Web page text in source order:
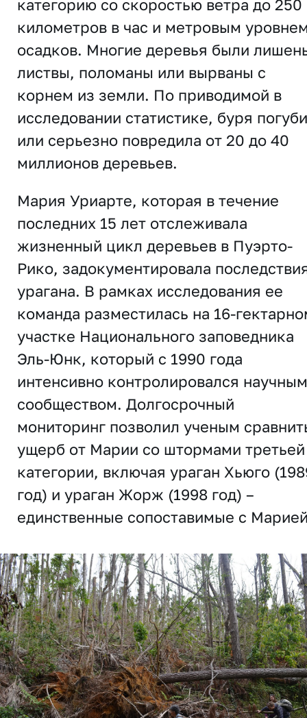
категорию со скоростью ветра до 250
километров в час и метровым
осадков. Многие деревья были
листвы, поломаны или вырваны с
корнем из земли. По приводимой в
исследовании статистике, буря
или серьезно повредила от 20 до 40
миллионов деревьев.
Мария Уриарте, которая в течение
последних 15 лет отслеживала
жизненный цикл деревьев в Пуэрто-
Рико, задокументировала
урагана. В рамках исследования ее
команда разместилась на 16-
участке Национального заповедника
Эль-Юнк, который с 1990 года
интенсивно контролировался научным
сообществом. Долгосрочный
мониторинг позволил ученым
ущерб от Марии со штормами третьей
категории, включая ураган Хьюго
год) и ураган Жорж (1998 год) –
единственные сопоставимые с